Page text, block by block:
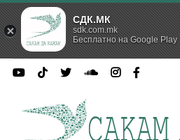
СДК.МК
sdk.com.mk
Бесплатно на Google Play